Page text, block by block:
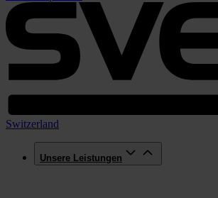
Switzerland
Unsere Leistungen